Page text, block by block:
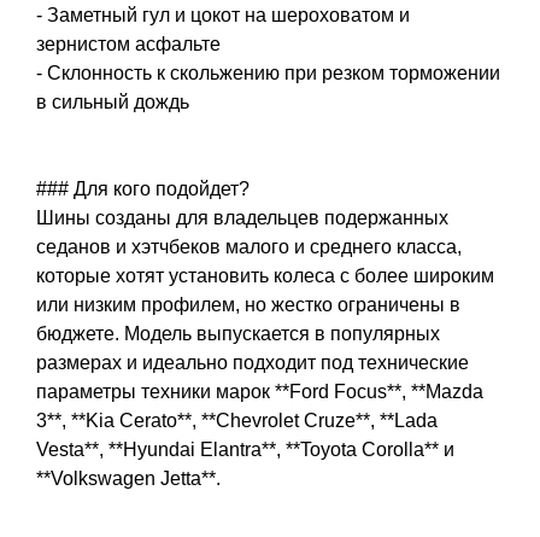
- Заметный гул и цокот на шероховатом и
зернистом асфальте
- Склонность к скольжению при резком торможении
в сильный дождь
### Для кого подойдет?
Шины созданы для владельцев подержанных
седанов и хэтчбеков малого и среднего класса,
которые хотят установить колеса с более широким
или низким профилем, но жестко ограничены в
бюджете. Модель выпускается в популярных
размерах и идеально подходит под технические
параметры техники марок **Ford Focus**, **Mazda
3**, **Kia Cerato**, **Chevrolet Cruze**, **Lada
Vesta**, **Hyundai Elantra**, **Toyota Corolla** и
**Volkswagen Jetta**.